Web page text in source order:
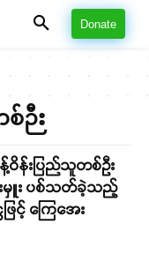
Donate
ဉီး
န်းပြည်သူတစ်ဦး
းမှူး ပစ်သတ်ခဲ့သည့်
ြင့် ကြေအေး